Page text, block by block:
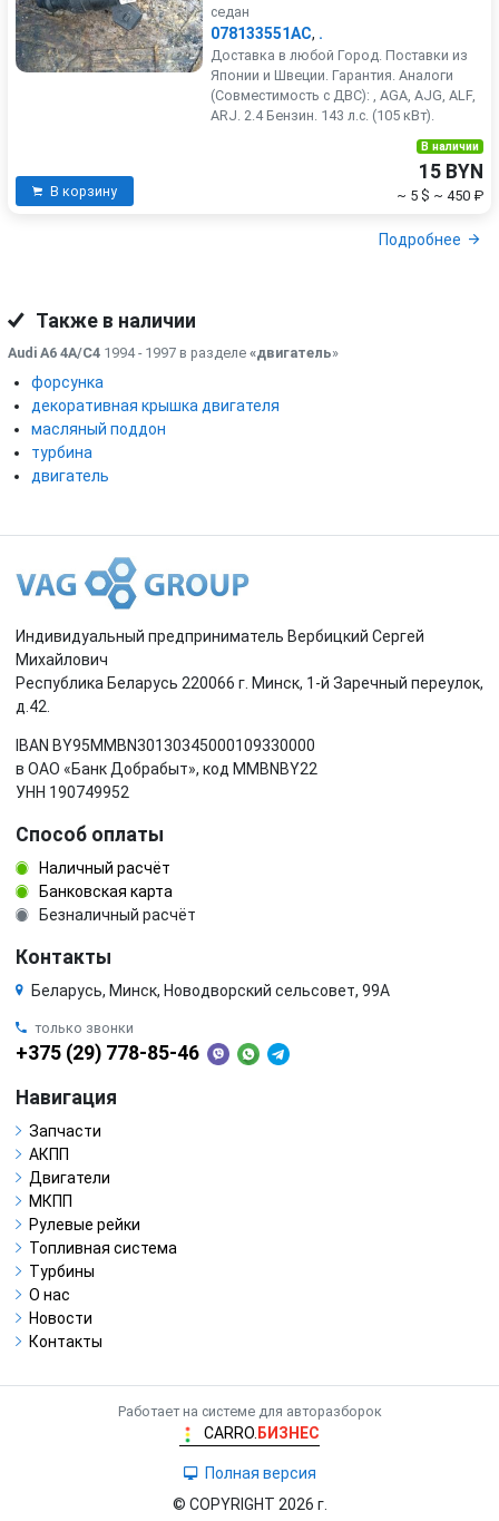
седан
078133551AC, .
Доставка в любой Город. Поставки из
Японии и Швеции. Гарантия. Аналоги
(Совместимость с ДВС): , AGA, AJG, ALF,
ARJ. 2.4 Бензин. 143 л.с. (105 кВт).
В корзину
В наличии
15 BYN
~ 5 $ ~ 450 ₽
Подробнее
Также в наличии
Audi A6 4A/C4 1994 - 1997 в разделе «двигатель»
форсунка
декоративная крышка двигателя
масляный поддон
турбина
двигатель
Индивидуальный предприниматель Вербицкий Сергей
Михайлович
Республика Беларусь 220066 г. Минск, 1-й Заречный переулок,
д.42.
IBAN BY95MMBN30130345000109330000
в ОАО «Банк Добрабыт», код MMBNBY22
УНН 190749952
Способ оплаты
Наличный расчёт
Банковская карта
Безналичный расчёт
Контакты
Беларусь, Минск, Новодворский сельсовет, 99А
только звонки
+375 (29) 778-85-46
Навигация
Запчасти
АКПП
Двигатели
МКПП
Рулевые рейки
Топливная система
Турбины
О нас
Новости
Контакты
Работает на системе для авторазборок
CARRO. БИЗНЕС
Полная версия
© COPYRIGHT 2026 г.